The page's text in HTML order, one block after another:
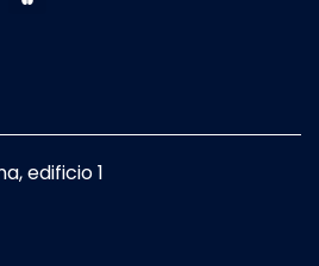
edificio 1